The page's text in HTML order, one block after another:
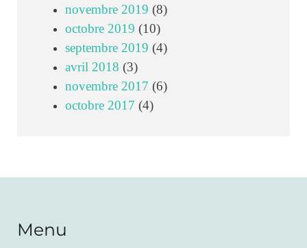
novembre 2019 (8)
octobre 2019 (10)
septembre 2019 (4)
avril 2018 (3)
novembre 2017 (6)
octobre 2017 (4)
Menu